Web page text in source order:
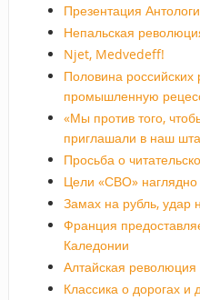
Презентация
Непальская
Njet, Medvedeff!
Половина российских
промышленную
«Мы против того,
приглашали в наш
Просьба о
Цели «СВО» наглядно
Замах на рубль, удар
Франция
Каледонии
Алтайская революция
Классика о дорогах и